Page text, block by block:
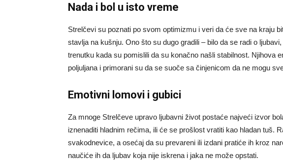
Nada i bol u isto vreme
Strelčevi su poznati po svom optimizmu i veri da će sve na kraju
stavlja na kušnju. Ono što su dugo gradili – bilo da se radi o
trenutku kada su pomislili da su konačno našli stabilnost. Njihova
poljuljana i primorani su da se suoče sa činjenicom da ne mogu
Emotivni lomovi i gubici
Za mnoge Strelčeve upravo ljubavni život postaće najveći izvor
iznenaditi hladnim rečima, ili će se prošlost vratiti kao hladan tuš.
svakodnevice, a osećaj da su prevareni ili izdani pratiće ih kroz
naučiće ih da ljubav koja nije iskrena i jaka ne može opstati.